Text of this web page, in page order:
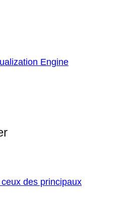
Engine
des principaux